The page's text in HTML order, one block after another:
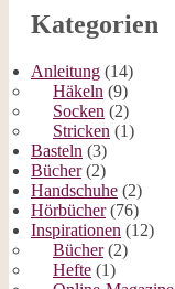
Kategorien
Anleitung (14)
Häkeln (9)
Socken (2)
Stricken (1)
Basteln (3)
Bücher(2)
Handschuhe (2)
Hörbücher(76)
Inspirationen (12)
Bücher(2)
Hefte (1)